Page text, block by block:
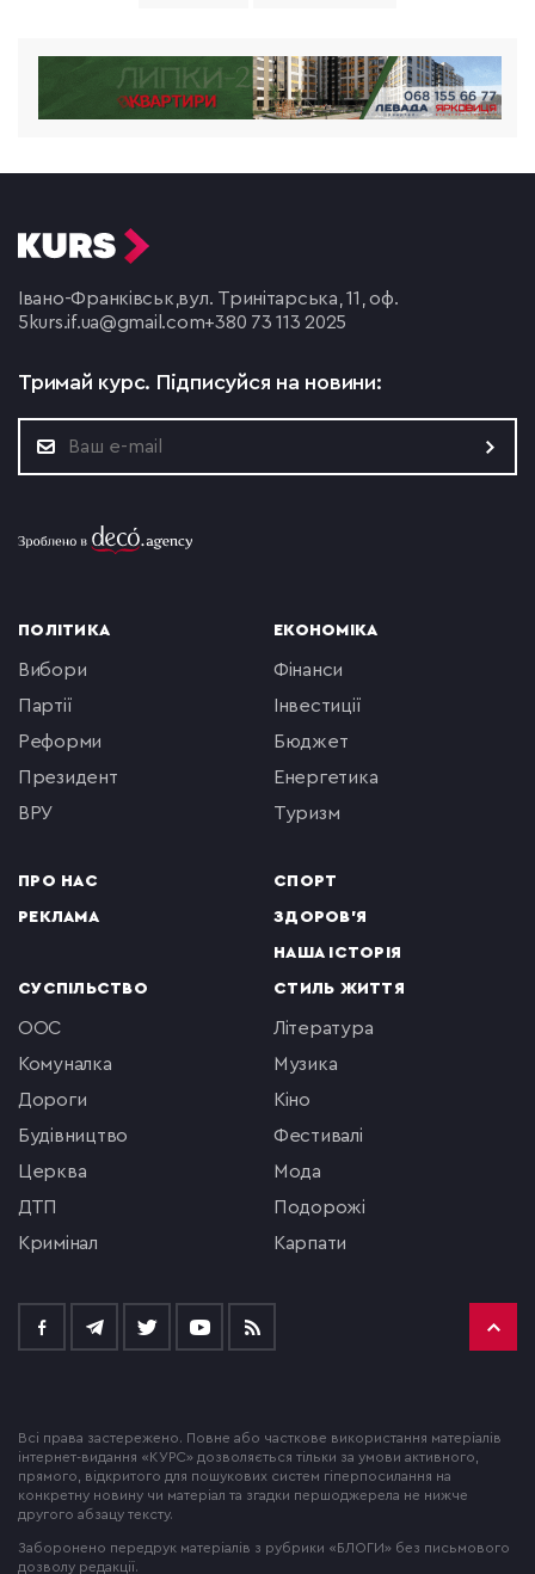
Івано-Франківськ,вул. Тринітарська, 11, оф.
5 kurs.if.ua@gmail.com+380 73 113 2025
Тримай курс. Підписуйся на новини:
ПОЛІТИКА
вибори
партії
реформи
президент
ВРУ
ПРО НАС
РЕКЛАМА
ЕКОНОМІКА
фінанси
інвестиції
бюджет
енергетика
туризм
СПОРТ
ЗДОРОВ'Я
НАША ІСТОРІЯ
СУСПІЛЬСТВО
ООС
комуналка
Дороги
будівництво
церква
ДТП
кримінал
СТИЛЬ ЖИТТЯ
література
музика
кіно
фестивалі
мода
подорожі
Карпати
Всі права застережено. Повне або часткове використання матеріалів
інтернет-видання «КУРС» дозволяється тільки за умови активного,
прямого, відкритого для пошукових систем гіперпосилання на
конкретну новину чи матеріал та згадки першоджерела не нижче
другого абзацу тексту.
Заборонено передрук матеріалів з рубрики «БЛОГИ» без письмового
дозволу редакції.